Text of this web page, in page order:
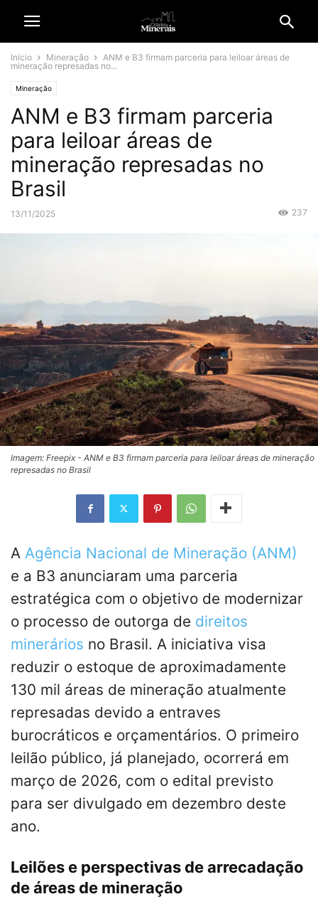
Início Mineração
ANM e B3 firmam parceria para leiloar áreas de
mineração represadas no...
Mineração
ANM e B3 firmam parceria
para leiloar áreas de
mineração represadas no
Brasil
13/11/2025 237
Imagem: Freepix - ANM e B3 firmam parceria para leiloar áreas de mineração
represadas no Brasil
A Agência Nacional de Mineração (ANM)
e a B3 anunciaram uma parceria
estratégica com o objetivo de modernizar
o processo de outorga de direitos
minerários no Brasil. A iniciativa visa
reduzir o estoque de aproximadamente
130 mil áreas de mineração atualmente
represadas devido a entraves
burocráticos e orçamentários. O primeiro
leilão público, já planejado, ocorrerá em
março de 2026, com o edital previsto
para ser divulgado em dezembro deste
ano.
Leilões e perspectivas de arrecadação
de áreas de mineração